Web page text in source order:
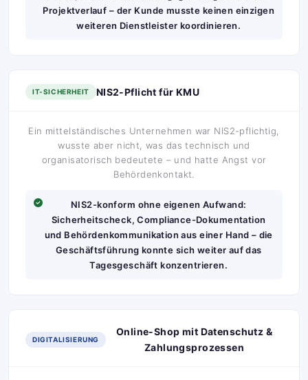
Projektverlauf – der Kunde musste keinen einzigen
weiteren Dienstleister koordinieren.
IT-SICHERHEIT NIS2-Pflicht für KMU
Ein mittelständisches Unternehmen war NIS2-pflichtig,
wusste aber nicht, was das technisch und
organisatorisch bedeutete – und hatte Angst vor
Behördenkontakt.
NIS2-konform ohne eigenen Aufwand:
Sicherheitscheck, Compliance-Dokumentation
und Behördenkommunikation aus einer Hand – die
Geschäftsführung konnte sich weiter auf das
Tagesgeschäft konzentrieren.
DIGITALISIERUNG
Online-Shop mit Datenschutz &
Zahlungsprozessen